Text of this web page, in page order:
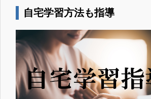
自宅学習方法も指導